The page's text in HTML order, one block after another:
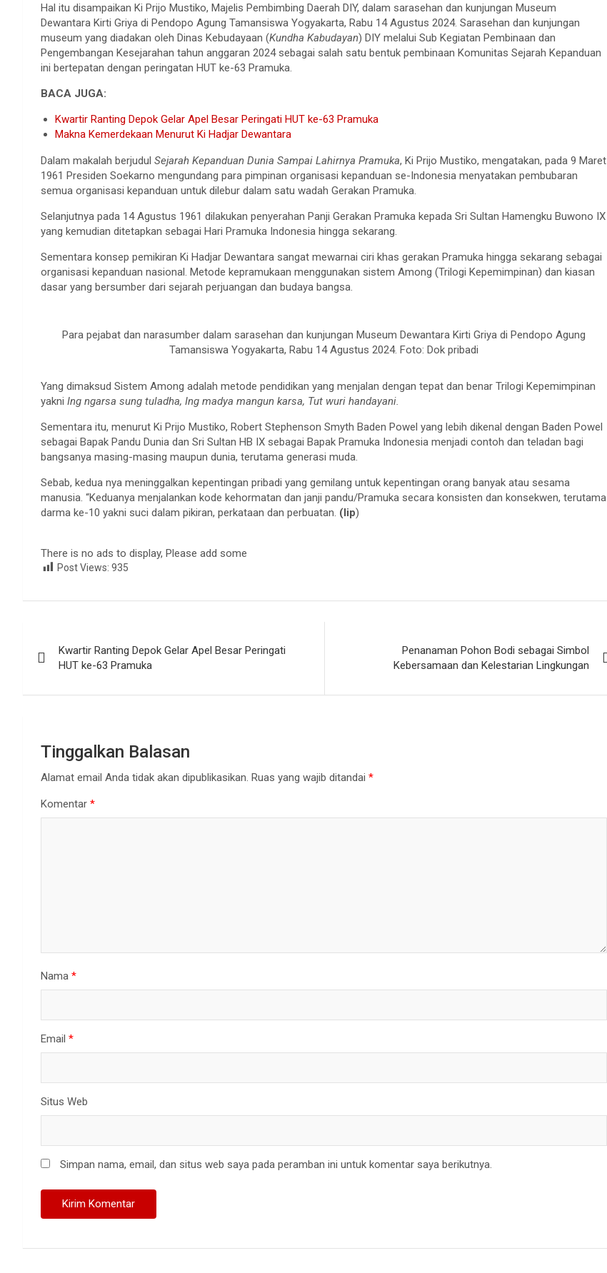
Hal itu disampaikan Ki Prijo Mustiko, Majelis Pembimbing Daerah DIY, dalam sarasehan dan kunjungan Museum
Dewantara Kirti Griya di Pendopo Agung Tamansiswa Yogyakarta, Rabu 14 Agustus 2024. Sarasehan dan kunjungan
museum yang diadakan oleh Dinas Kebudayaan (Kundha Kabudayan) DIY melalui Sub Kegiatan Pembinaan dan
Pengembangan Kesejarahan tahun anggaran 2024 sebagai salah satu bentuk pembinaan Komunitas Sejarah Kepanduan
ini bertepatan dengan peringatan HUT ke-63 Pramuka.
BACA JUGA:
Kwartir Ranting Depok Gelar Apel Besar Peringati HUT ke-63 Pramuka
Makna Kemerdekaan Menurut Ki Hadjar Dewantara
Dalam makalah berjudul Sejarah Kepanduan Dunia Sampai Lahirnya Pramuka, Ki Prijo Mustiko, mengatakan, pada 9 Maret
1961 Presiden Soekarno mengundang para pimpinan organisasi kepanduan se-Indonesia menyatakan pembubaran
semua organisasi kepanduan untuk dilebur dalam satu wadah Gerakan Pramuka.
Selanjutnya pada 14 Agustus 1961 dilakukan penyerahan Panji Gerakan Pramuka kepada Sri Sultan Hamengku Buwono IX
yang kemudian ditetapkan sebagai Hari Pramuka Indonesia hingga sekarang.
Sementara konsep pemikiran Ki Hadjar Dewantara sangat mewarnai ciri khas gerakan Pramuka hingga sekarang sebagai
organisasi kepanduan nasional. Metode kepramukaan menggunakan sistem Among (Trilogi Kepemimpinan) dan kiasan
dasar yang bersumber dari sejarah perjuangan dan budaya bangsa.
Para pejabat dan narasumber dalam sarasehan dan kunjungan Museum Dewantara Kirti Griya di Pendopo Agung
Tamansiswa Yogyakarta, Rabu 14 Agustus 2024. Foto: Dok pribadi
Yang dimaksud Sistem Among adalah metode pendidikan yang menjalan dengan tepat dan benar Trilogi Kepemimpinan
yakni Ing ngarsa sung tuladha, Ing madya mangun karsa, Tut wuri handayani.
Sementara itu, menurut Ki Prijo Mustiko, Robert Stephenson Smyth Baden Powel yang lebih dikenal dengan Baden Powel
sebagai Bapak Pandu Dunia dan Sri Sultan HB IX sebagai Bapak Pramuka Indonesia menjadi contoh dan teladan bagi
bangsanya masing-masing maupun dunia, terutama generasi muda.
Sebab, kedua nya meninggalkan kepentingan pribadi yang gemilang untuk kepentingan orang banyak atau sesama
manusia. “Keduanya menjalankan kode kehormatan dan janji pandu/Pramuka secara konsisten dan konsekwen, terutama
darma ke-10 yakni suci dalam pikiran, perkataan dan perbuatan. (lip)
There is no ads to display, Please add some
Post Views: 935
pos
Kwartir Ranting Depok Gelar Apel Besar Peringati
HUT ke-63 Pramuka
Penanaman Pohon Bodi sebagai Simbol
Kebersamaan dan Kelestarian Lingkungan
Tinggalkan Balasan
Alamat email Anda tidak akan dipublikasikan. Ruas yang wajib ditandai *
Komentar *
Nama *
Email *
Situs Web
Simpan nama, email, dan situs web saya pada peramban ini untuk komentar saya berikutnya.